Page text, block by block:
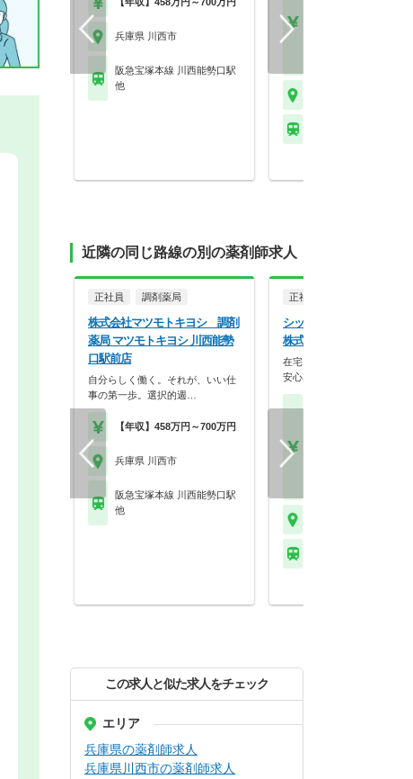
兵庫県 川西市
阪急宝塚本線 川西能勢口駅
他
近隣の同じ路線の別の薬剤師求人
正社員 調剤薬局
株式会社マツモトキヨシ 調剤
薬局 マツモトキヨシ 川西能勢
口駅前店
自分らしく働く。それが、いい仕
事の第一歩。選択的週…
【年収】458万円～700万円
兵庫県 川西市
阪急宝塚本線 川西能勢口駅
他
正社員
シップヘルスケアファー
株式会社 みどり薬局 川
在宅×研修×挑戦！グループ
安心感で最先端医療…
この求人と似た求人をチェック
エリア
兵庫県の薬剤師求人
兵庫県川西市の薬剤師求人